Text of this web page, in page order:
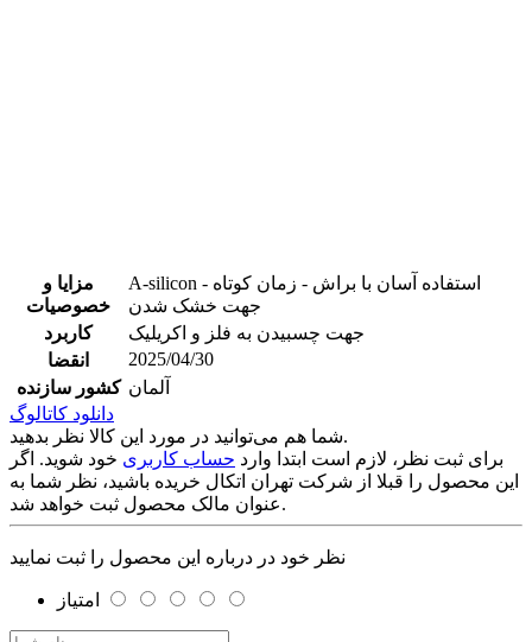
مزایا و
خصوصیات
A-silicon - استفاده آسان با براش - زمان کوتاه
جهت خشک شدن
کاربرد
جهت چسبیدن به فلز و اکریلیک
انقضا
2025/04/30
کشور سازنده آلمان
دانلود کاتالوگ
شما هم می‌توانید در مورد این کالا نظر بدهید.
برای ثبت نظر، لازم است ابتدا وارد حساب کاربری خود شوید. اگر
این محصول را قبلا از شرکت تهران اتکال خریده باشید، نظر شما به
عنوان مالک محصول ثبت خواهد شد.
نظر خود در درباره این محصول را ثبت نمایید
امتیاز